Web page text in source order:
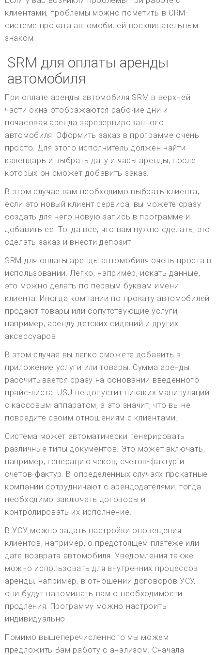
клиентами, проблемы можно пометить в CRM-
системе проката автомобилей восклицательным
знаком.
SRM для оплаты аренды
автомобиля
При оплате аренды автомобиля SRM в верхней
части окна отображаются рабочие дни и
почасовая аренда зарезервированного
автомобиля. Оформить заказ в программе очень
просто. Для этого исполнитель должен найти
календарь и выбрать дату и часы аренды, после
которых он сможет добавить заказ.
В этом случае вам необходимо выбрать клиента;
если это новый клиент сервиса, вы можете сразу
создать для него новую запись в программе и
добавить ее. Тогда все, что вам нужно сделать, это
сделать заказ и внести депозит.
SRM для оплаты аренды автомобиля очень проста в
использовании. Легко, например, искать данные,
это можно делать по первым буквам имени
клиента. Иногда компании по прокату автомобилей
продают товары или сопутствующие услуги,
например, аренду детских сидений и других
аксессуаров.
В этом случае вы легко сможете добавить в
приложение услуги или товары. Сумма аренды
рассчитывается сразу на основании введенного
прайс-листа. USU не допустит никаких манипуляций
с кассовым аппаратом, а это значит, что вы не
повредите своим отношениям с клиентами.
Система может автоматически генерировать
различные типы документов. Это может включать,
например, генерацию чеков, счетов-фактур и
счетов-фактур. В определенных случаях прокатные
компании сотрудничают с арендодателями, тогда
необходимо заключать договоры и
контролировать их исполнение.
В УСУ можно задать настройки оповещения
клиентов, например, о предстоящем платеже или
дате возврата автомобиля. Уведомления также
можно использовать для внутренних процессов
аренды, например, в отношении договоров УСУ,
они будут напоминать вам о необходимости
продления. Программу можно настроить
индивидуально.
Помимо вышеперечисленного мы можем
предложить Вам работу с анализом. Сначала